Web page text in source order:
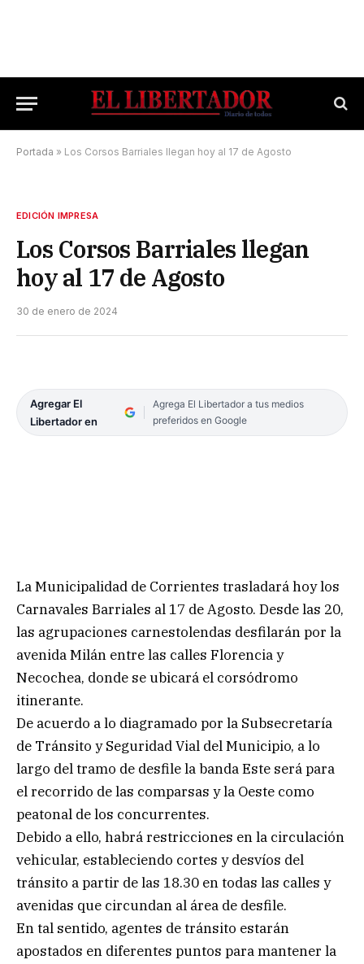
Portada » Los Corsos Barriales llegan hoy al 17 de Agosto
EDICIÓN IMPRESA
Los Corsos Barriales llegan
hoy al 17 de Agosto
30 de enero de 2024
Agregar El
Libertador en
Agrega El Libertador a tus medios
preferidos en Google
La Municipalidad de Corrientes trasladará hoy los
Carnavales Barriales al 17 de Agosto. Desde las 20,
las agrupaciones carnestolendas desfilarán por la
avenida Milán entre las calles Florencia y
Necochea, donde se ubicará el corsódromo
itinerante.
De acuerdo a lo diagramado por la Subsecretaría
de Tránsito y Seguridad Vial del Municipio, a lo
largo del tramo de desfile la banda Este será para
el recorrido de las comparsas y la Oeste como
peatonal de los concurrentes.
Debido a ello, habrá restricciones en la circulación
vehicular, estableciendo cortes y desvíos del
tránsito a partir de las 18.30 en todas las calles y
avenidas que circundan al área de desfile.
En tal sentido, agentes de tránsito estarán
apostados en diferentes puntos para mantener la